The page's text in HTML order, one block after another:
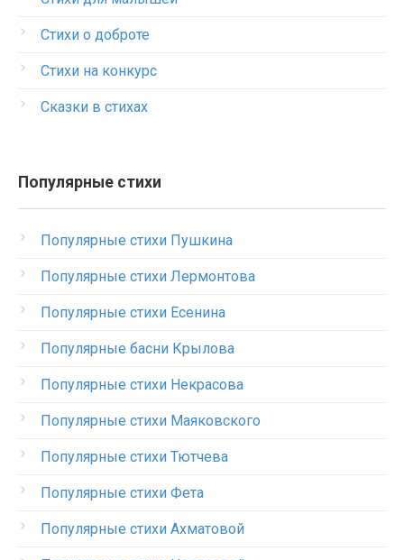
Стихи о доброте
Стихи на конкурс
Сказки в стихах
Популярные стихи
Популярные стихи Пушкина
Популярные стихи Лермонтова
Популярные стихи Есенина
Популярные басни Крылова
Популярные стихи Некрасова
Популярные стихи Маяковского
Популярные стихи Тютчева
Популярные стихи Фета
Популярные стихи Ахматовой